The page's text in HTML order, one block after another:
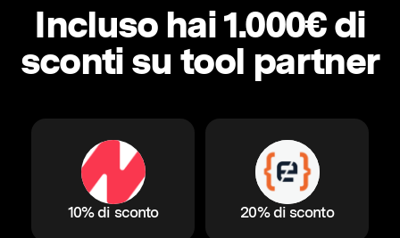
Incluso hai 1.000€ di
sconti su tool partner
10% di sconto 20% di sconto